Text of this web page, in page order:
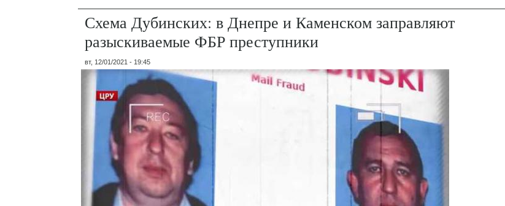
Схема Дубинских: в Днепре и Каменском заправляют
разыскиваемые ФБР преступники
вт, 12/01/2021 - 19:45